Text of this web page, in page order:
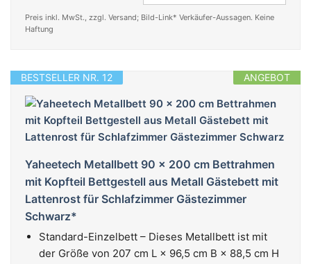
Preis inkl. MwSt., zzgl. Versand; Bild-Link* Verkäufer-Aussagen. Keine
Haftung
ANGEBOT
BESTSELLER NR. 12
Yaheetech Metallbett 90 x 200 cm Bettrahmen
mit Kopfteil Bettgestell aus Metall Gästebett mit
Lattenrost für Schlafzimmer Gästezimmer
Schwarz*
Standard-Einzelbett – Dieses Metallbett ist mit
der Größe von 207 cm L × 96,5 cm B × 88,5 cm H